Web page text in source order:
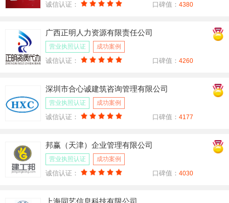
诚信认证： 口碑值：4380
广西正明人力资源有限责任公司
营业执照认证 成功案例
诚信认证： 口碑值：4260
深圳市合心诚建筑咨询管理有限公司
营业执照认证 成功案例
诚信认证： 口碑值：4177
邦赢（天津）企业管理有限公司
营业执照认证 成功案例
诚信认证： 口碑值：4030
上海同艺信息科技有限公司